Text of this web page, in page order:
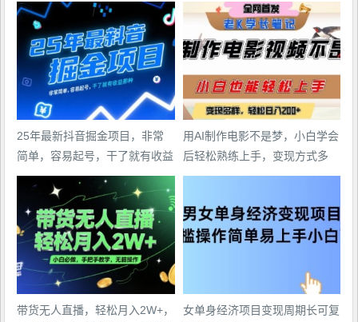
25年最新抖音掘金项目，非常
简单，容易起号，干了就有收益
那种
用AI制作电影不是梦，小白学会
后轻松熟练上手，变现方式多
样，日入2张+
带货无人直播，轻松月入2W+，
女单身经济项目变现周期长可复